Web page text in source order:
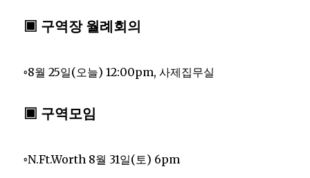
▣ 구역장 월례회의
◦8월 25일(오늘) 12:00pm, 사제집무실
▣ 구역모임
◦N.Ft.Worth 8월 31일(토) 6pm